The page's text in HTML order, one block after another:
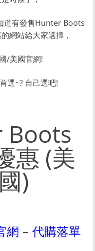
道有發售Hunter Boots
網站給大家選擇，
/美國官網!
選~? 自己選吧!
Boots
惠 (美
)
網 – 代購落單